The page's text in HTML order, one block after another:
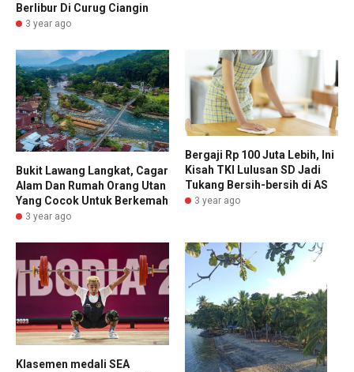
Berlibur Di Curug Ciangin
3 year ago
Bukit Lawang Langkat, Cagar
Alam Dan Rumah Orang Utan
Yang Cocok Untuk Berkemah
3 year ago
Bergaji Rp 100 Juta Lebih, Ini
Kisah TKI Lulusan SD Jadi
Tukang Bersih-bersih di AS
3 year ago
Klasemen medali SEA